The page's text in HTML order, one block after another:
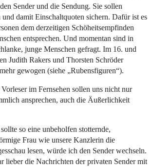
Sender und die Sendung. Sie sollen
und damit Einschaltquoten sichern. Dafür ist es
dem derzeitigen Schöheitsempfinden
entsprechen. Und momentan sind in
junge Menschen gefragt. Im 16. und
Judith Rakers und Thorsten Schröder
gewogen (siehe „Rubensfiguren“).
im Fernsehen sollen uns nicht nur
ansprechen, auch die Äußerlichkeit
so eine unbeholfen stotternde,
Frau wie unsere Kanzlerin die
lesen, würde ich den Sender wechseln.
lieber die Nachrichten der privaten Sender mit